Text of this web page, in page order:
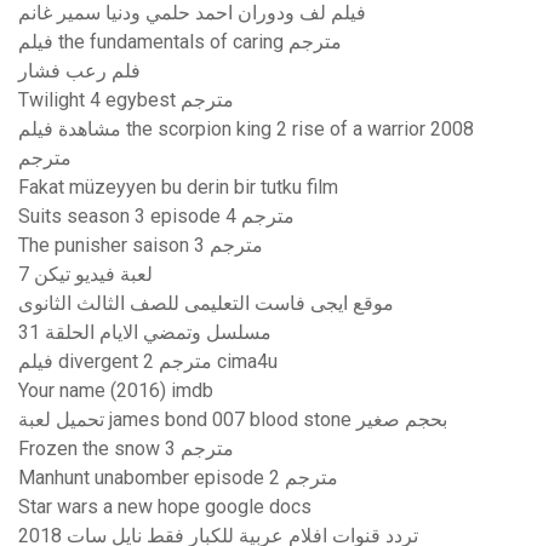
فيلم لف ودوران احمد حلمي ودنيا سمير غانم
فيلم the fundamentals of caring مترجم
فلم رعب فشار
Twilight 4 egybest مترجم
مشاهدة فيلم the scorpion king 2 rise of a warrior 2008
مترجم
Fakat müzeyyen bu derin bir tutku film
Suits season 3 episode 4 مترجم
The punisher saison 3 مترجم
لعبة فيديو تيكن 7
موقع ايجى فاست التعليمى للصف الثالث الثانوى
مسلسل وتمضي الايام الحلقة 31
فيلم divergent 2 مترجم cima4u
Your name (2016) imdb
تحميل لعبة james bond 007 blood stone بحجم صغير
Frozen the snow 3 مترجم
Manhunt unabomber episode 2 مترجم
Star wars a new hope google docs
تردد قنوات افلام عربية للكبار فقط نايل سات 2018